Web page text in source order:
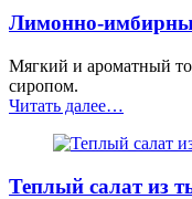
и
Лимонно-
Мягкий и ароматный
сиропом.
Читать далее“Лимонно-
медовый
…
Теплый салат из